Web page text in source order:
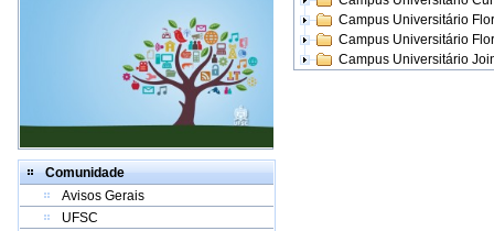
Comunidade
Avisos Gerais
UFSC
Campus Universitário
Campus Universitário
Campus Universitário